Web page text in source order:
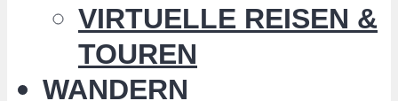
VIRTUELLE REISEN &
TOUREN
WANDERN